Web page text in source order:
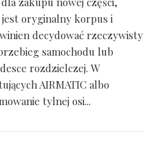
jest oryginalny korpus i
decydować rzeczywisty
samochodu lub
rozdzielczej. W
AIRMATIC albo
tylnej osi...